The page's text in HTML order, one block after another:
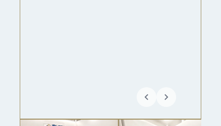
keyboard_arrow_left keyboard_arrow_right